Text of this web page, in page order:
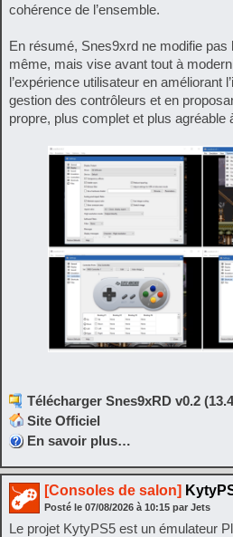
cohérence de l’ensemble.
En résumé, Snes9xrd ne modifie pas
même, mais vise avant tout à
l’expérience utilisateur en améliorant
gestion des contrôleurs et en
propre, plus complet et plus agréable
Télécharger Snes9xRD v0.2
Site Officiel
En savoir plus…
[Consoles de salon]
Posté le 07/08/2026 à 10:15 par Jets
Le projet KytyPS5 est un émulateur